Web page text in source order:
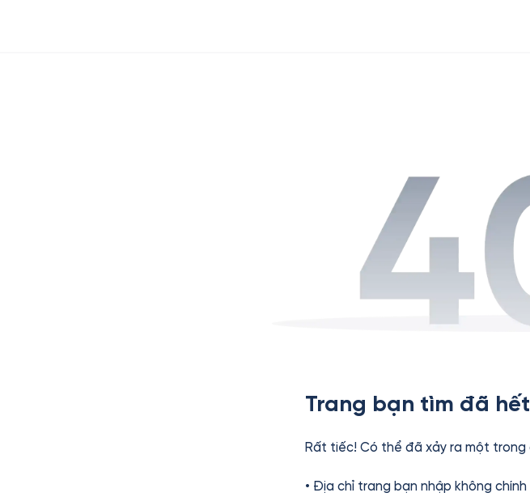
Trang bạn tìm đã
Rất tiếc! Có thể đã xảy ra một trong
• Địa chỉ trang bạn nhập không chính